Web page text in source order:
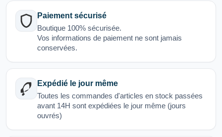
Paiement sécurisé
Boutique 100% sécurisée.
Vos informations de paiement ne sont jamais
conservées.
Expédié le jour même
Toutes les commandes d'articles en stock passées
avant 14H sont expédiées le jour même (jours
ouvrés)